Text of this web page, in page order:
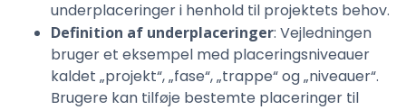
underplaceringer i henhold til projektets behov.
Definition af underplaceringer: Vejledningen
bruger et eksempel med placeringsniveauer
kaldet „projekt“, „fase“, „trappe“ og „niveauer“.
Brugere kan tilføje bestemte placeringer til